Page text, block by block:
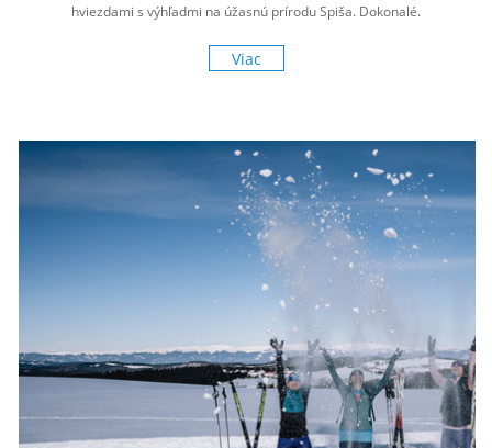
hviezdami s výhľadmi na úžasnú prírodu Spiša. Dokonalé.
Viac